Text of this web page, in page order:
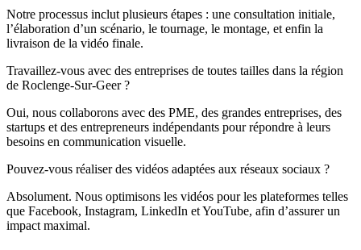
Notre processus inclut plusieurs étapes : une consultation initiale,
l’élaboration d’un scénario, le tournage, le montage, et enfin la
livraison de la vidéo finale.
Travaillez-vous avec des entreprises de toutes tailles dans la région
de Roclenge-Sur-Geer ?
Oui, nous collaborons avec des PME, des grandes entreprises, des
startups et des entrepreneurs indépendants pour répondre à leurs
besoins en communication visuelle.
Pouvez-vous réaliser des vidéos adaptées aux réseaux sociaux ?
Absolument. Nous optimisons les vidéos pour les plateformes telles
que Facebook, Instagram, LinkedIn et YouTube, afin d’assurer un
impact maximal.